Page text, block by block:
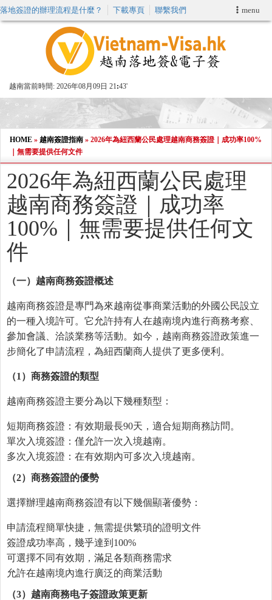
menu
落地簽證的辦理流程是什麼？ 下載專頁 聯繫我們
越南當前時間: 2026年08月09日 21 43'
申請簽證
VIP快速通關服务
加快E-VISA服務
週末緊急電子簽證
查詢簽證狀態
HOME » 越南簽證指南 » 2026年為紐西蘭公民處理越南商務簽證｜成功率100%
｜無需要提供任何文件
2026年為紐西蘭公民處理
越南商務簽證｜成功率
100%｜無需要提供任何文
件
（一）越南商務簽證概述
越南商務簽證是專門為來越南從事商業活動的外國公民設立
的一種入境許可。它允許持有人在越南境內進行商務考察、
參加會議、洽談業務等活動。如今，越南商務簽證政策進一
步簡化了申請流程，為紐西蘭商人提供了更多便利。
（1 ）商務簽證的類型
越南商務簽證主要分為以下幾種類型：
短期商務簽證：有效期最長90天，適合短期商務訪問。
單次入境簽證：僅允許一次入境越南。
多次入境簽證：在有效期內可多次入境越南。
（2）商務簽證的優勢
選擇辦理越南商務簽證有以下幾個顯著優勢：
申請流程簡單快捷，無需提供繁瑣的證明文件
簽證成功率高，幾乎達到100%
可選擇不同有效期，滿足各類商務需求
允許在越南境內進行廣泛的商業活動
（3）越南商務电子簽證政策更新